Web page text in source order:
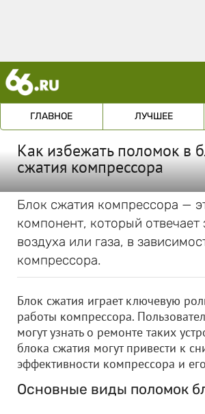
ГЛАВНОЕ ЛУЧШЕЕ
Как избежать поломок в
сжатия компрессора
Блок сжатия компрессора —
компонент, который отвечает
воздуха или газа, в
компрессора.
Блок сжатия играет ключевую
работы компрессора.
могут узнать о ремонте таких
блока сжатия могут привести к
эффективности компрессора и
Основные виды поломок